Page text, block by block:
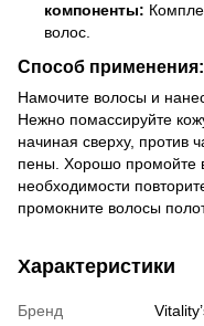
компоненты:
волос.
Способ применения:
Намочите волосы и
Нежно помассируйте
начиная сверху, против
пены. Хорошо промойте
необходимости
промокните волосы
Характеристики
Бренд